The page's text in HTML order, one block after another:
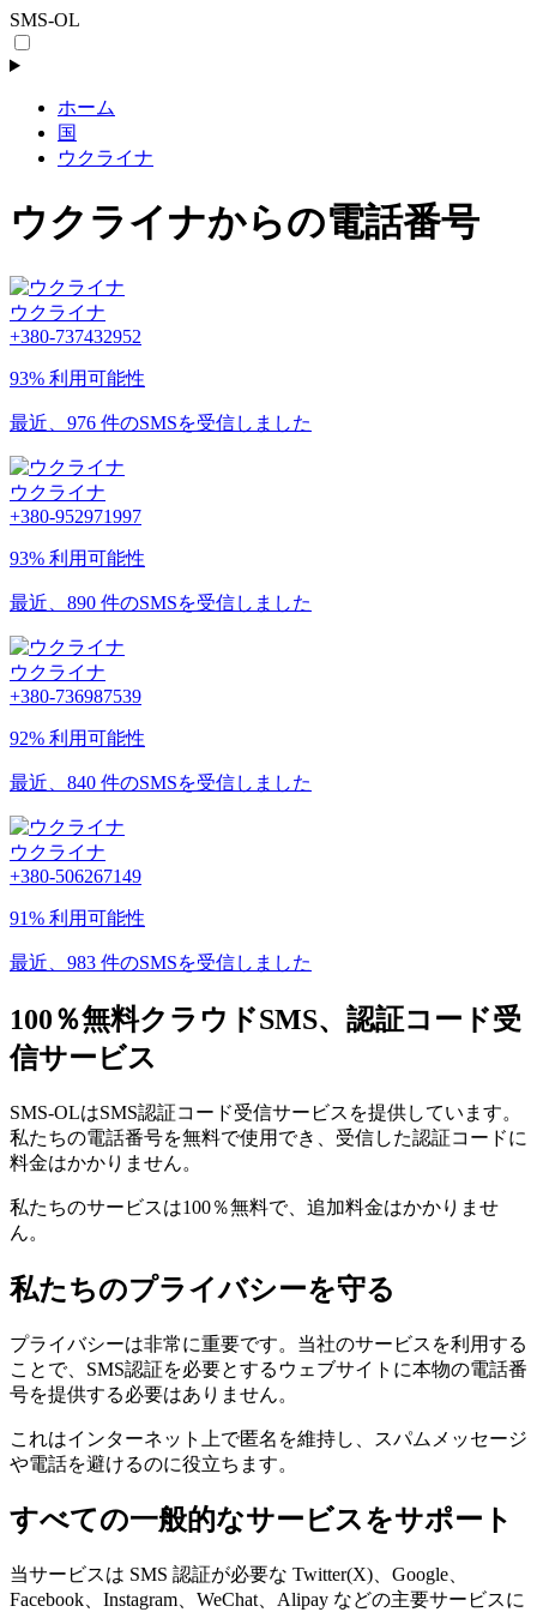
SMS-OL
ホーム
国
ウクライナ
ウクライナからの電話番号
ウクライナ
+380-737432952
93% 利用可能性
最近、976 件のSMSを受信しました
ウクライナ
+380-952971997
93% 利用可能性
最近、890 件のSMSを受信しました
ウクライナ
+380-736987539
92% 利用可能性
最近、840 件のSMSを受信しました
ウクライナ
+380-506267149
91% 利用可能性
最近、983 件のSMSを受信しました
100％無料クラウドSMS、認証コード受
信サービス
SMS-OLはSMS認証コード受信サービスを提供しています。
私たちの電話番号を無料で使用でき、受信した認証コードに
料金はかかりません。
私たちのサービスは100％無料で、追加料金はかかりませ
ん。
私たちのプライバシーを守る
プライバシーは非常に重要です。当社のサービスを利用する
ことで、SMS認証を必要とするウェブサイトに本物の電話番
号を提供する必要はありません。
これはインターネット上で匿名を維持し、スパムメッセージ
や電話を避けるのに役立ちます。
すべての一般的なサービスをサポート
当サービスは SMS 認証が必要な Twitter(X)、Google、
Facebook、Instagram、WeChat、Alipay などの主要サービスに